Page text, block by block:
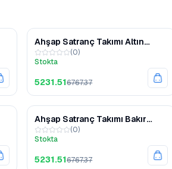
Ahşap Satranç Takımı Altın
Gümüş Metal Taşlı MERKP36G
(0)
Stokta
5231.516767.37
Ahşap Satranç Takımı Bakır
Gümüş Metal Taşlı MERKP25B
(0)
Stokta
5231.516767.37